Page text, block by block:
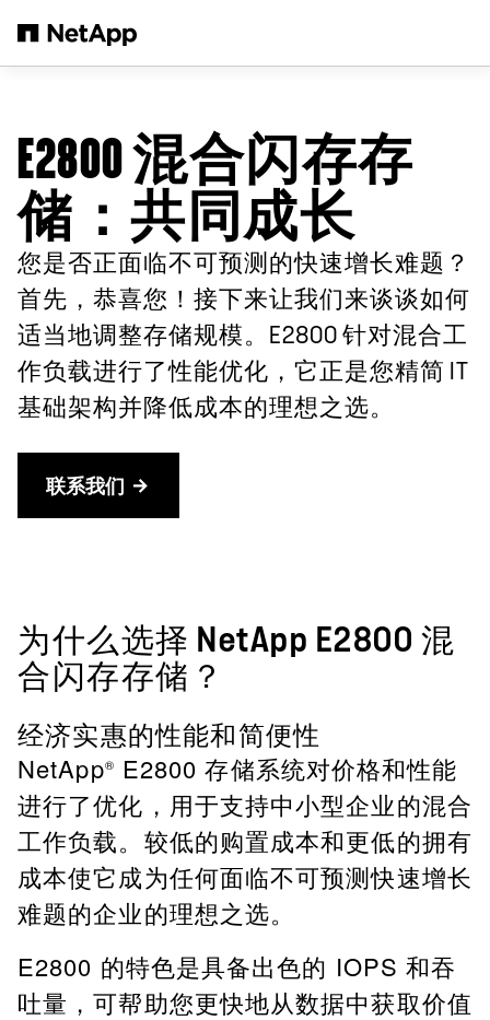
E2800 混合闪存存
储：共同成长
您是否正面临不可预测的快速增长难题？
首先，恭喜您！接下来让我们来谈谈如何
适当地调整存储规模。E2800 针对混合工
作负载进行了性能优化，它正是您精简 IT
基础架构并降低成本的理想之选。
联系我们
为什么选择 NetApp E2800 混
合闪存存储？
经济实惠的性能和简便性
NetApp®
E2800 存储系统对价格和性能
进行了优化，用于支持中小型企业的混合
工作负载。较低的购置成本和更低的拥有
成本使它成为任何面临不可预测快速增长
难题的企业的理想之选。
E2800 的特色是具备出色的 IOPS 和吞
吐量，可帮助您更快地从数据中获取价值